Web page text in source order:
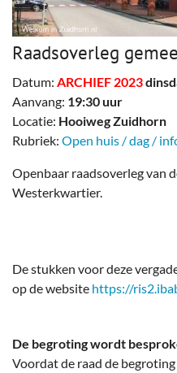
Raadsoverleg
Datum: ARCHIEF 2023
Aanvang: 19:30 uur
Locatie: Hooiweg Zuidhorn
Rubriek: Open huis / dag /
Openbaar raadsoverleg van
Westerkwartier.
De stukken voor deze
op de website https://
De begroting wordt
Voordat de raad de